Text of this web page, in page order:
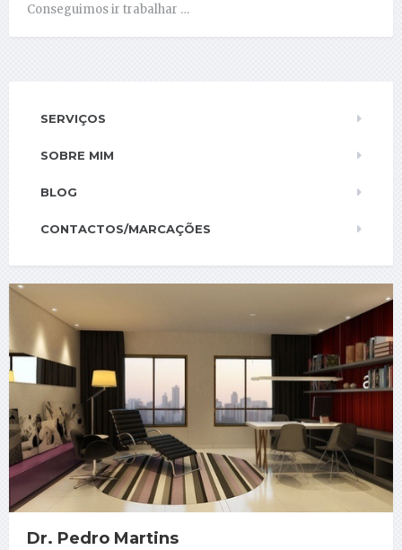
Conseguimos ir trabalhar …
SERVIÇOS
SOBRE MIM
BLOG
CONTACTOS/MARCAÇÕES
Dr. Pedro Martins